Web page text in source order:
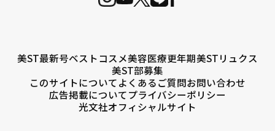
美ST最新号ベストコスメ美容医療更年期美STリュクス
美ST部募集
このサイトについてよくあるご質問お問い合わせ
広告掲載についてプライバシーポリシー
光文社オフィシャルサイト